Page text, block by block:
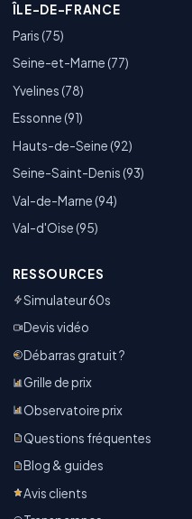
ÎLE-DE-FRANCE
Paris (75)
Seine-et-Marne (77)
Yvelines (78)
Essonne (91)
Hauts-de-Seine (92)
Seine-Saint-Denis (93)
Val-de-Marne (94)
Val-d'Oise (95)
RESSOURCES
Simulateur 60s
Devis vidéo
Débarras gratuit ?
Grille de prix
Observatoire prix
Questions fréquentes
Blog & guides
Avis clients